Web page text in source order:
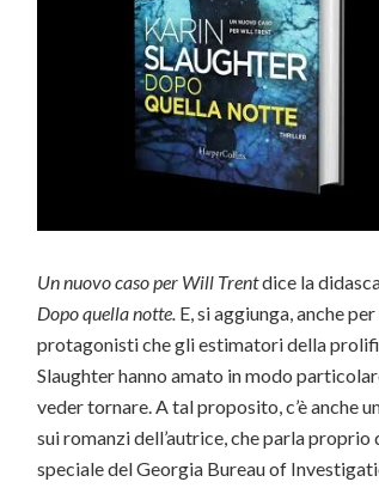
Un nuovo caso per Will Trentdice la
Dopo quella notte. E, si aggiunga, anche
protagonisti che gli estimatori della
Slaughter hanno amato in modo
veder tornare. A tal proposito, c’è anche
sui romanzi dell’autrice, che parla proprio
speciale del Georgia Bureau of